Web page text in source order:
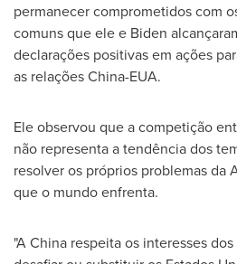
permanecer comprometidos com
comuns que ele e Biden
declarações positivas em ações
as relações China-EUA.
Ele observou que a competição
não representa a tendência dos
resolver os próprios problemas da
que o mundo enfrenta.
"A China respeita os interesses